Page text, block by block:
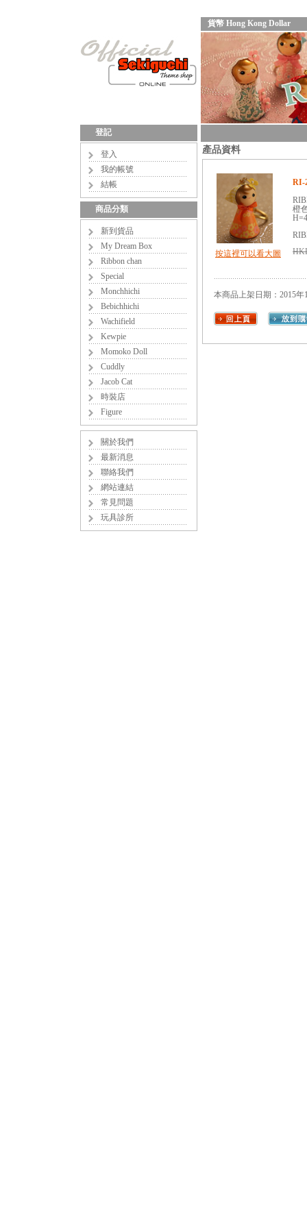
貨幣 Hong Kong Dollar
登記
登入
我的帳號
結帳
商品分類
新到貨品
My Dream Box
Ribbon chan
Special
Monchhichi
Bebichhichi
Wachifield
Kewpie
Momoko Doll
Cuddly
Jacob Cat
時裝店
Figure
關於我們
最新消息
聯絡我們
網站連結
常見問題
玩具診所
產品資料
按這裡可以看大圖
RI-
橙
本商品上架日期：2015年